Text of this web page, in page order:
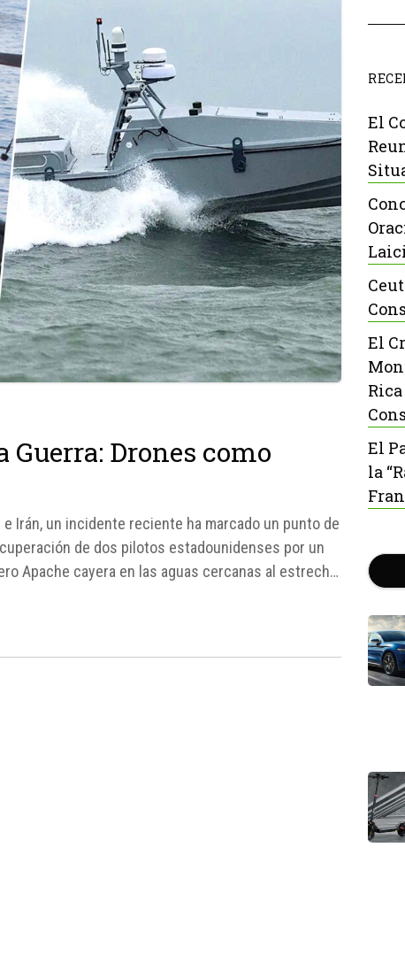
Drones como
Irán, un incidente reciente ha marcado un punto de
de dos pilotos estadounidenses por un
Apache cayera en las aguas cercanas al estrecho
El
El
El
la